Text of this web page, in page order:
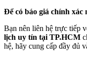
Để có báo giá chính xác
Bạn nên liên hệ trực tiếp
lịch uy tín tại TP.HCM
hệ, hãy cung cấp đầy đủ